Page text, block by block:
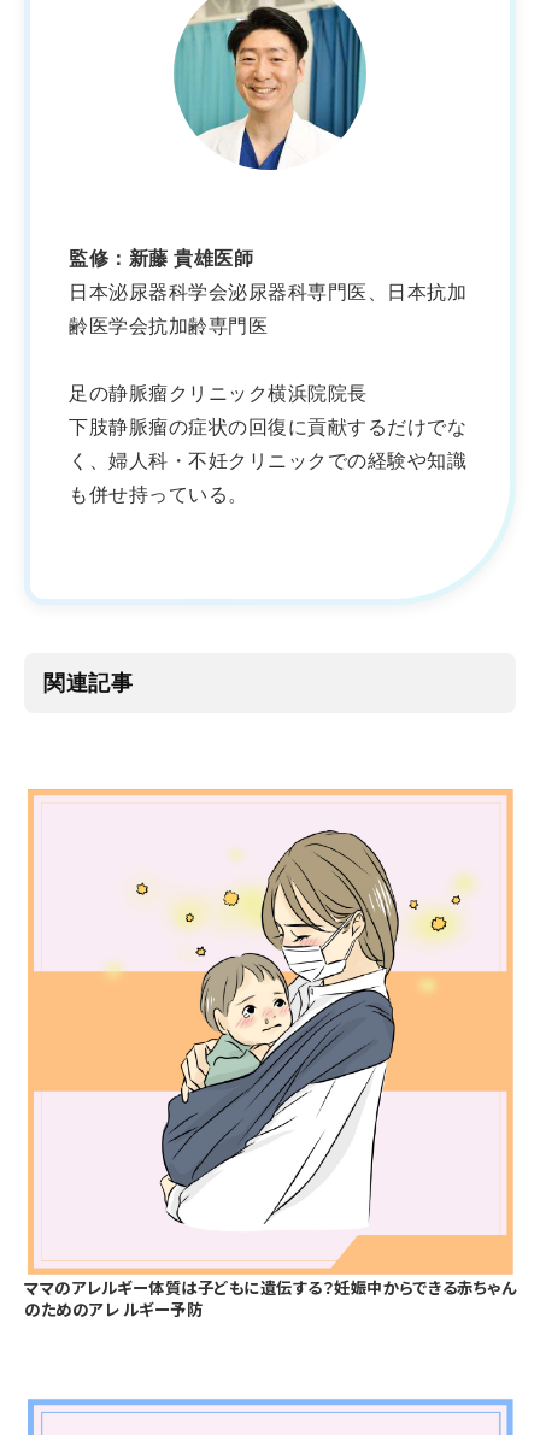
監修：新藤 貴雄医師
日本泌尿器科学会泌尿器科専門医、日本抗加
齢医学会抗加齢専門医
足の静脈瘤クリニック横浜院院長
下肢静脈瘤の症状の回復に貢献するだけでな
く、婦人科・不妊クリニックでの経験や知識
も併せ持っている。
関連記事
ママのアレルギー体質は子どもに遺伝する？妊娠中からできる赤ちゃん
のためのアレ ルギー予防